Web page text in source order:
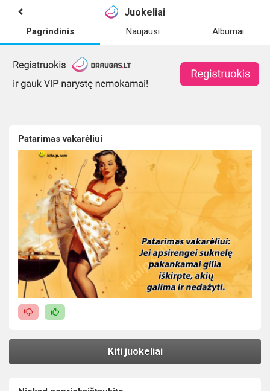
Juokeliai
Pagrindinis Naujausi Albumai
Patarimas vakarėliui
Kiti juokeliai